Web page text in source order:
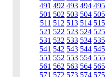
491 492 493 494 495
501 502 503 504 505
511 512 513 514 515
521 522 523 524 525
531 532 533 534 535
541 542 543 544 545
551 552 553 554 555
561 562 563 564 565
571 572 573 574 575